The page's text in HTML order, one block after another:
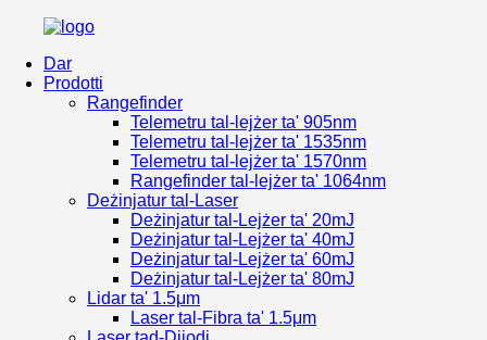
Dar
Prodotti
Rangefinder
Telemetru tal-lejżer ta' 905nm
Telemetru tal-lejżer ta' 1535nm
Telemetru tal-lejżer ta' 1570nm
Rangefinder tal-lejżer ta' 1064nm
Deżinjatur tal-Laser
Deżinjatur tal-Lejżer ta' 20mJ
Deżinjatur tal-Lejżer ta' 40mJ
Deżinjatur tal-Lejżer ta' 60mJ
Deżinjatur tal-Lejżer ta' 80mJ
Lidar ta' 1.5μm
Laser tal-Fibra ta' 1.5μm